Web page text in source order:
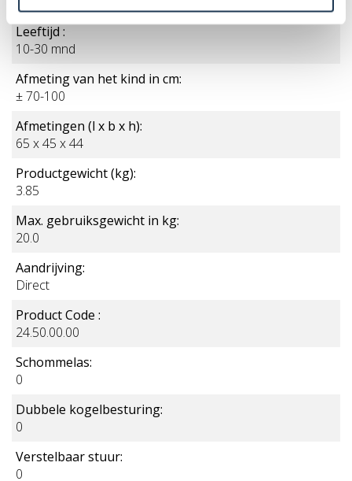
Incl. BTW
Leeftijd :
10-30 mnd
Afmeting van het kind in cm:
± 70-100
Afmetingen (l x b x h):
65 x 45 x 44
Productgewicht (kg):
3.85
Max. gebruiksgewicht in kg:
20.0
Aandrijving:
Direct
Product Code :
24.50.00.00
Schommelas:
0
Dubbele kogelbesturing:
0
Verstelbaar stuur:
0